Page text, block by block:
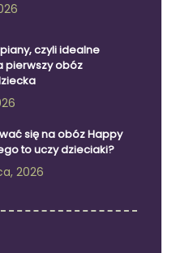
czyli idealne
pierwszy obóz
się na obóz Happy
to uczy dzieciaki?
2026